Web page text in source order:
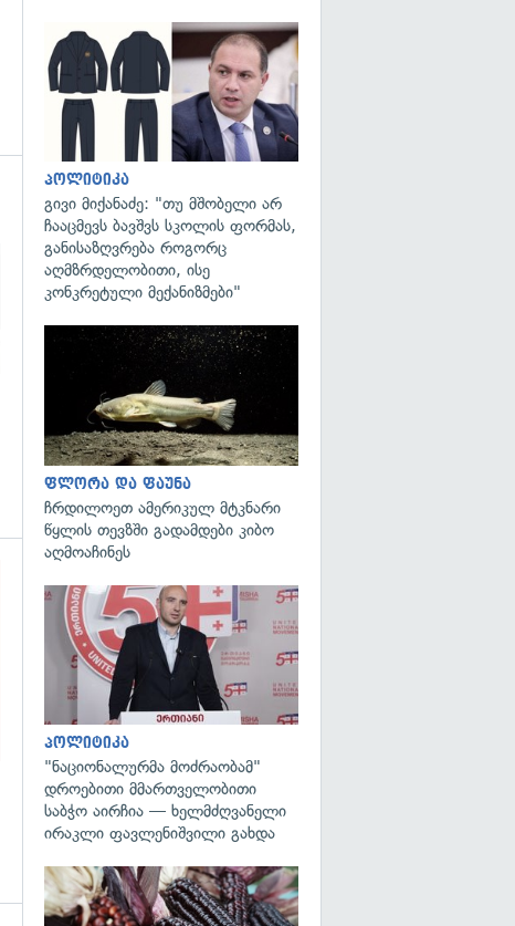
გადახედვა
პოლიტიკა
გივი მიქანაძე: "თუ მშობელი არ
ჩააცმევს ბავშვს სკოლის ფორმას,
განისაზღვრება როგორც
აღმზრდელობითი, ისე
კონკრეტული მექანიზმები"
ფლორა და ფაუნა
ჩრდილოეთ ამერიკულ მტკნარი
წყლის თევზში გადამდები კიბო
აღმოაჩინეს
პოლიტიკა
"ნაციონალურმა მოძრაობამ"
დროებითი მმართველობითი
საბჭო აირჩია — ხელმძღვანელი
ირაკლი ფავლენიშვილი გახდა